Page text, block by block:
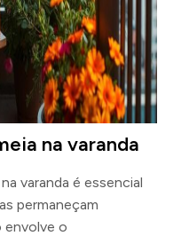
na varanda
na varanda é essencial
permaneçam
envolve o